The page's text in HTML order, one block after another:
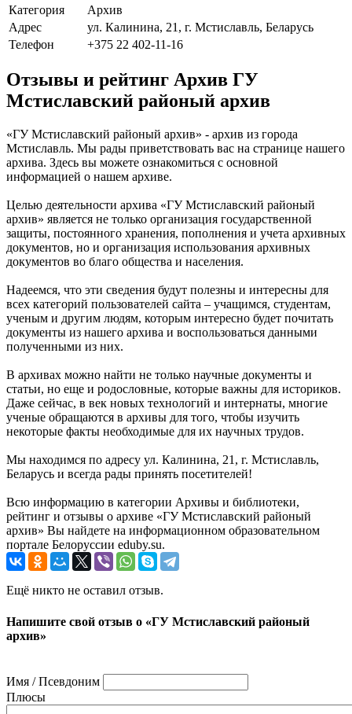
Категория
Архив
Адрес
ул. Калинина, 21, г. Мстиславль, Беларусь
Телефон
+375 22 402-11-16
Отзывы и рейтинг Архив ГУ
Мстиславский районый архив
«ГУ Мстиславский районый архив» - архив из города
Мстиславль. Мы рады приветствовать вас на странице нашего
архива. Здесь вы можете ознакомиться с основной
информацией о нашем архиве.
Целью деятельности архива «ГУ Мстиславский районый
архив» является не только организация государственной
защиты, постоянного хранения, пополнения и учета архивных
документов, но и организация использования архивных
документов во благо общества и населения.
Надеемся, что эти сведения будут полезны и интересны для
всех категорий пользователей сайта – учащимся, студентам,
ученым и другим людям, которым интересно будет почитать
документы из нашего архива и воспользоваться данными
полученными из них.
В архивах можно найти не только научные документы и
статьи, но еще и родословные, которые важны для историков.
Даже сейчас, в век новых технологий и интернаты, многие
ученые обращаются в архивы для того, чтобы изучить
некоторые факты необходимые для их научных трудов.
Мы находимся по адресу ул. Калинина, 21, г. Мстиславль,
Беларусь и всегда рады принять посетителей!
Всю информацию в категории Архивы и библиотеки,
рейтинг и отзывы о архиве «ГУ Мстиславский районый
архив» Вы найдете на информационном образовательном
портале Белоруссии eduby.su.
Ещё никто не оставил отзыв.
Напишите свой отзыв о «ГУ Мстиславский районый
архив»
Имя / Псевдоним
Плюсы